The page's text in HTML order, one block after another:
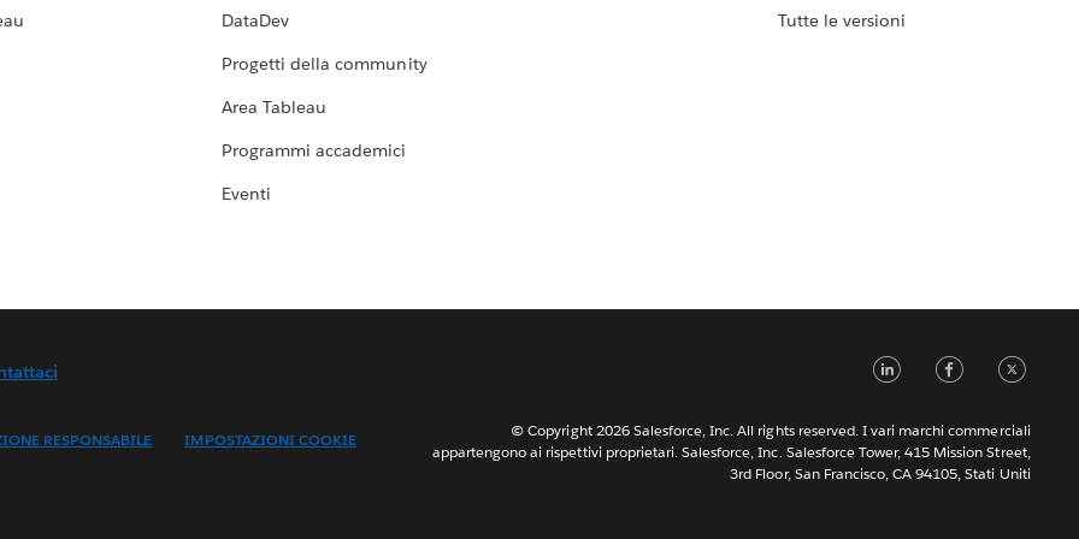
DataDev
Progetti della community
Area Tableau
Programmi accademici
Eventi
Tutte le versioni
RESPONSABILE
IMPOSTAZIONI COOKIE
LinkedIn
© Copyright 2026 Salesforce, Inc. All rights reserved. I vari marchi commerciali
appartengono ai rispettivi proprietari. Salesforce, Inc. Salesforce Tower, 415 Mission Street,
3rd Floor, San Francisco, CA 94105, Stati Uniti